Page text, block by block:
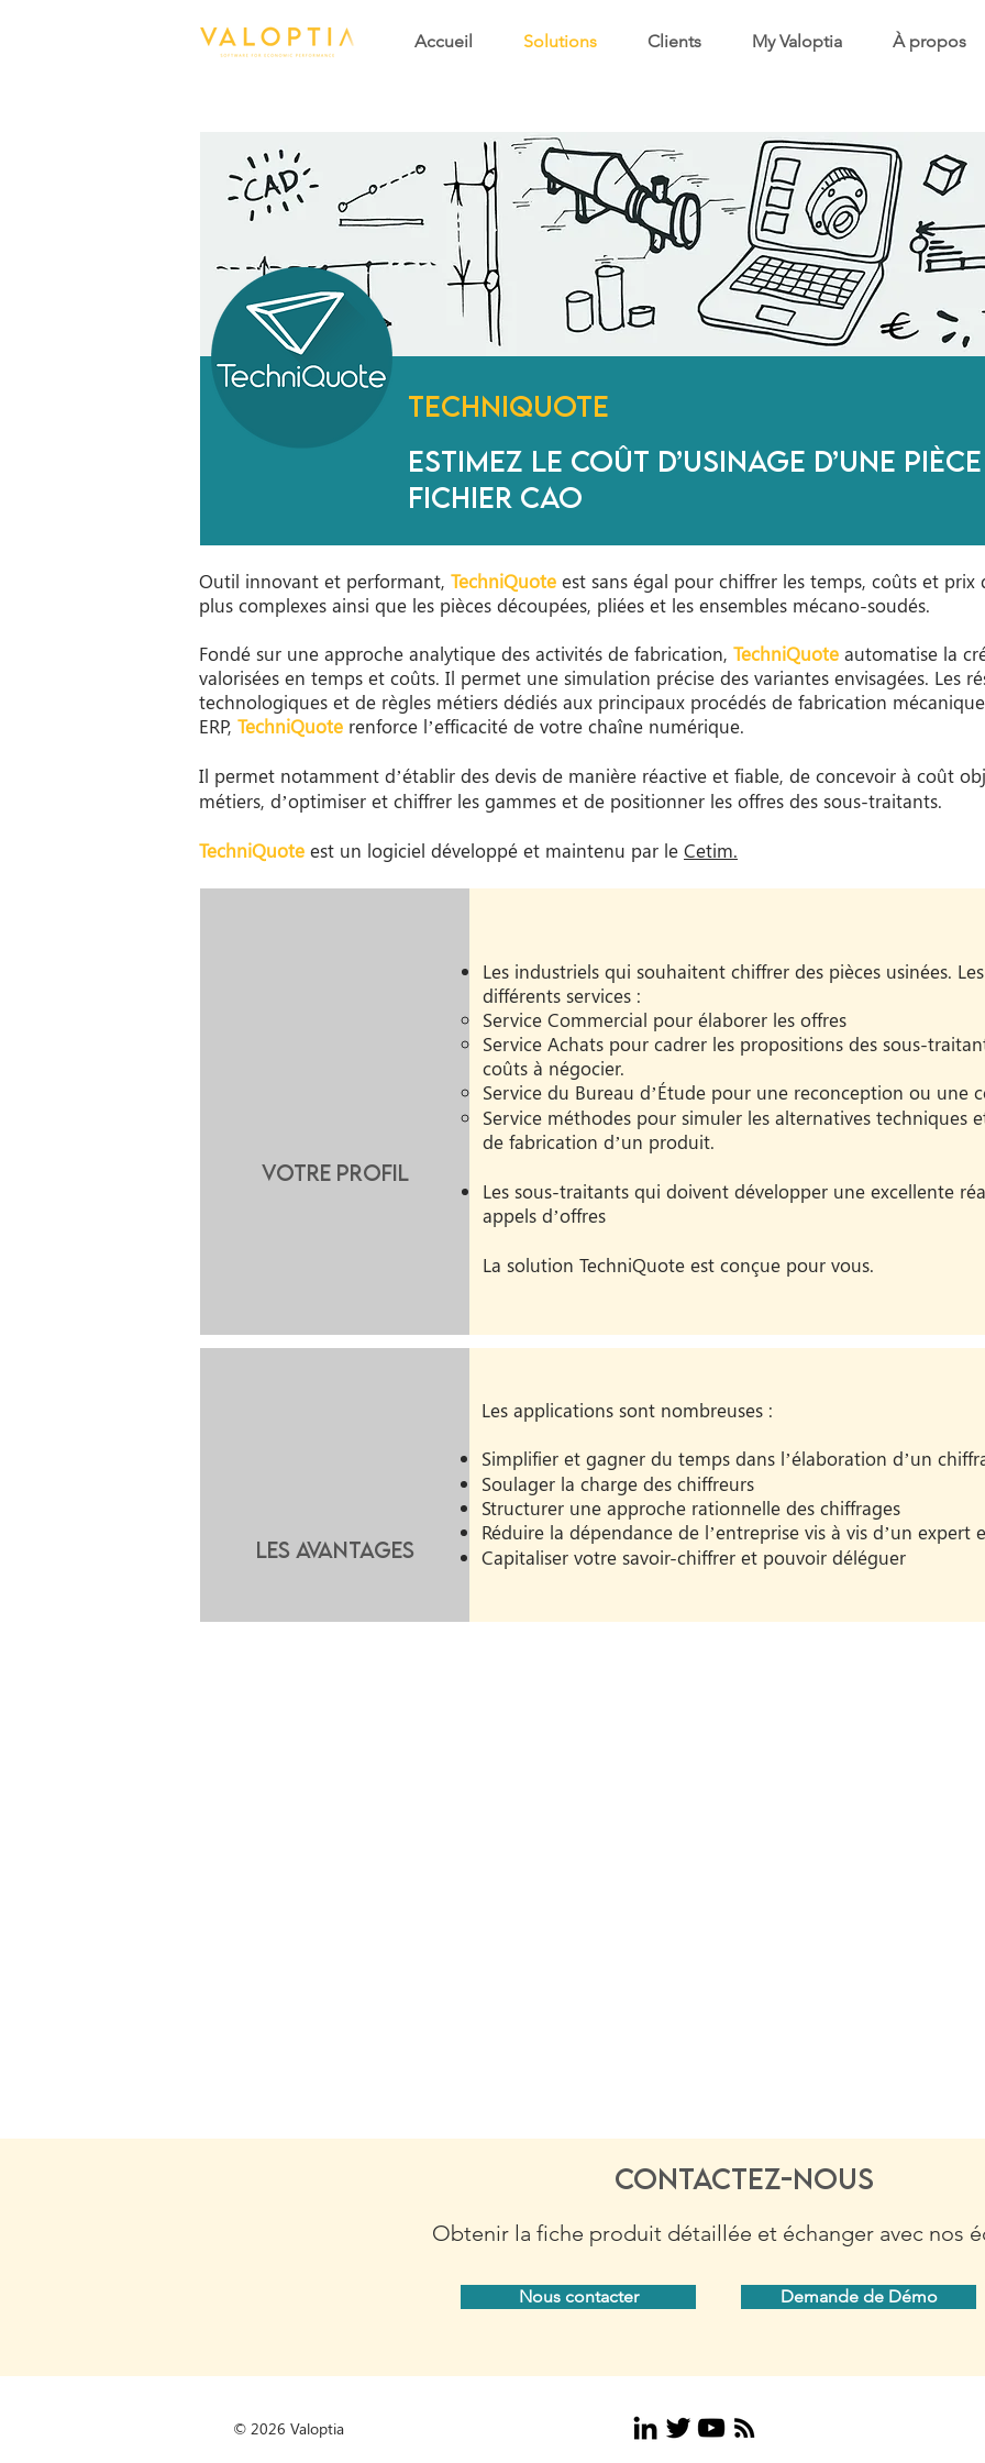
Accueil Solutions Clients My Valoptia À propos
TechniQuote
Estimez le coût d’usinage d’une
fichier CAO
Outil innovant et performant, TechniQuote est sans égal pour chiffrer les temps, coûts et prix
plus complexes ainsi que les pièces découpées, pliées et les ensembles mécano-soudés.
Fondé sur une approche analytique des activités de fabrication, TechniQuote automatise la
valorisées en temps et coûts. Il permet une simulation précise des variantes envisagées. Les
technologiques et de règles métiers dédiés aux principaux procédés de fabrication
ERP, TechniQuote renforce l’efficacité de votre chaîne numérique.
Il permet notamment d’établir des devis de manière réactive et fiable, de concevoir à coût
métiers, d’optimiser et chiffrer les gammes et de positionner les offres des sous-traitants.
TechniQuote est un logiciel développé et maintenu par le Cetim.
Votre profil
Les industriels qui souhaitent chiffrer des pièces usinées.
différents services :
Service Commercial pour élaborer les offres
Service Achats pour cadrer les propositions des sous-
coûts à négocier.
Service du Bureau d’Étude pour une reconception ou une
Service méthodes pour simuler les alternatives techniques
de fabrication d’un produit.
Les sous-traitants qui doivent développer une excellente
appels d’offres
La solution TechniQuote est conçue pour vous.
Les avantages
Les applications sont nombreuses :
Simplifier et gagner du temps dans l’élaboration d’un
Soulager la charge des chiffreurs
Structurer une approche rationnelle des chiffrages
Réduire la dépendance de l’entreprise vis à vis d’un expert
Capitaliser votre savoir-chiffrer et pouvoir déléguer
Contactez-nous
Obtenir la fiche produit détaillée et échanger avec nos
Nous contacter Demande de Démo
© 2026 Valoptia